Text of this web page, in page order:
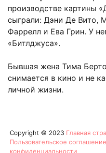
производстве картины
сыграли: Дэни Де Вито,
Фаррелл и Ева Грин. У
«Битлджуса».
Бывшая жена Тима
снимается в кино и не
личной жизни.
Copyright © 2023 Главная
Пользовательское соглашение
конфиденциальности